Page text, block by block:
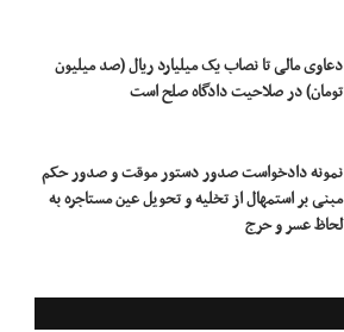
دعاوی مالی تا نصاب یک میلیارد ریال (صد میلیون
تومان) در صلاحیت دادگاه صلح است
نمونه دادخواست صدور دستور موقت و صدور حکم
مبنی بر استمهال از تخلیه و تحویل عین مستاجره به
لحاظ عسر و حرج